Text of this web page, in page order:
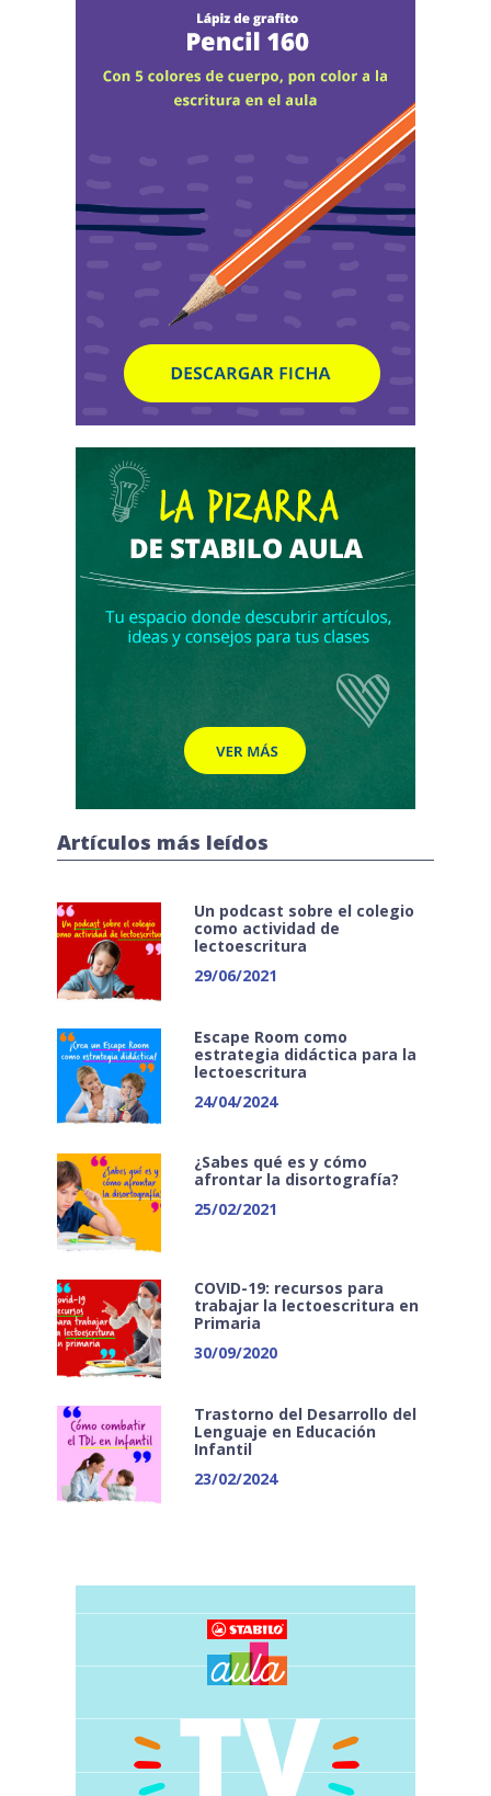
Artículos más leídos
Un podcast sobre el colegio
como actividad de
lectoescritura
29/06/2021
Escape Room como
estrategia didáctica para la
lectoescritura
24/04/2024
¿Sabes qué es y cómo
afrontar la disortografía?
25/02/2021
COVID-19: recursos para
trabajar la lectoescritura en
Primaria
30/09/2020
Trastorno del Desarrollo del
Lenguaje en Educación
Infantil
23/02/2024